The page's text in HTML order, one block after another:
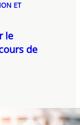
ET
le
de